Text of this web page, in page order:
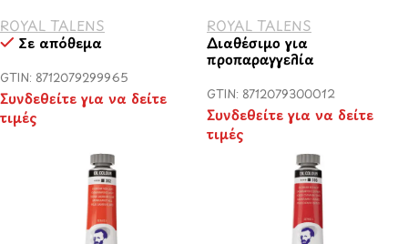
ROYAL TALENS
Σε απόθεμα
GTIN: 8712079299965
Συνδεθείτε για να δείτε
τιμές
ROYAL TALENS
Διαθέσιμο για
προπαραγγελία
GTIN: 8712079300012
Συνδεθείτε για να δείτε
τιμές